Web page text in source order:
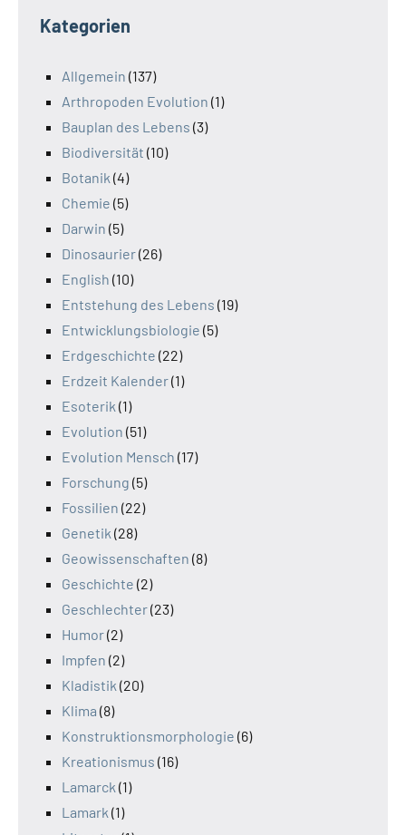
Kategorien
Allgemein (137)
Arthropoden Evolution (1)
Bauplan des Lebens (3)
Biodiversität (10)
Botanik (4)
Chemie (5)
Darwin (5)
Dinosaurier(26)
English (10)
Entstehung des Lebens (19)
Entwicklungsbiologie (5)
Erdgeschichte (22)
Erdzeit Kalender(1)
Esoterik (1)
Evolution (51)
Evolution Mensch (17)
Forschung (5)
Fossilien (22)
Genetik (28)
Geowissenschaften (8)
Geschichte (2)
Geschlechter(23)
Humor(2)
Impfen (2)
Kladistik (20)
Klima (8)
Konstruktionsmorphologie (6)
Kreationismus (16)
Lamarck (1)
Lamark (1)